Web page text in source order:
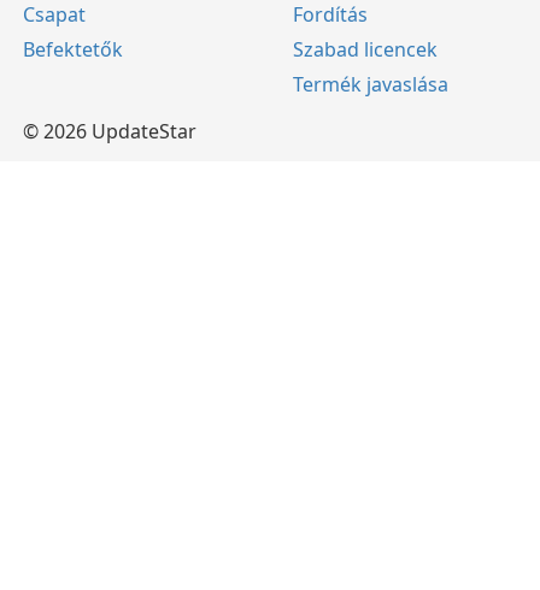
Csapat
Befektetők
Fordítás
Szabad licencek
Termék javaslása
© 2026 UpdateStar